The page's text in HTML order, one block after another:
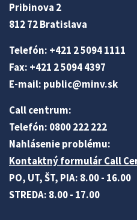
Pribinova 2
812 72 Bratislava
Telefón: +421 2 5094 1111
Fax: +421 2 5094 4397
E-mail: public@minv.sk
Call centrum:
Telefón: 0800 222 222
Nahlásenie problému:
Kontaktný formulár Call
PO, UT, ŠT, PIA: 8.00 - 16.00
STREDA: 8.00 - 17.00